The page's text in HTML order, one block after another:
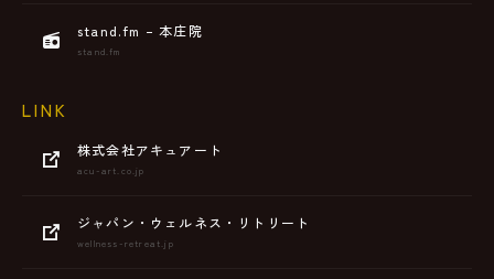
stand.fm – 本庄院
stand.fm
LINK
株式会社アキュアート
acu-art.co.jp
ジャパン・ウェルネス・リトリート
wellness-retreat.jp